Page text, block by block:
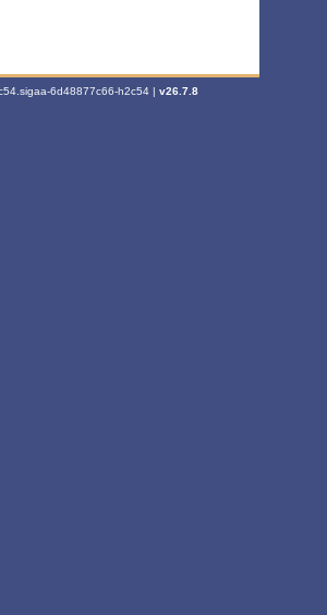
6d48877c66-h2c54 | v26.7.8